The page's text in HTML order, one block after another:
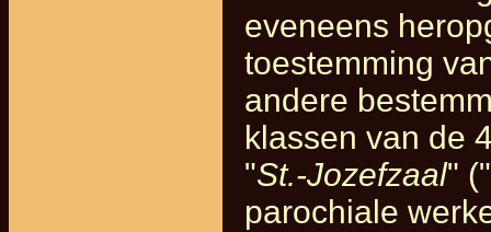
eveneens
toestemming
andere
klassen van de
"St.-Jozefzaal" ("
parochiale